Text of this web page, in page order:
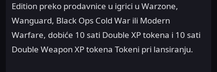
Edition preko prodavnice u igrici u Warzone,
Wanguard, Black Ops Cold War ili Modern
Warfare, dobiće 10 sati Double XP tokena i 10 sati
Double Weapon XP tokena Tokeni pri lansiranju.